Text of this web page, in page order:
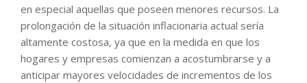
en especial aquellas que poseen menores recursos. La
prolongación de la situación inflacionaria actual sería
altamente costosa, ya que en la medida en que los
hogares y empresas comienzan a acostumbrarse y a
anticipar mayores velocidades de incrementos de los